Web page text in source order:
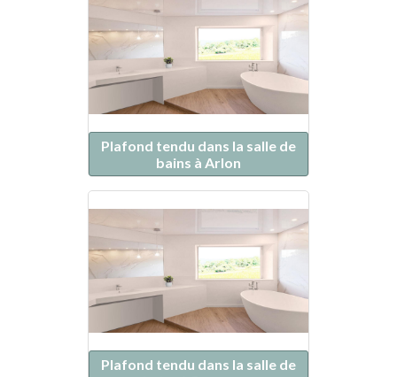
Plafond tendu dans la salle de
bains à Arlon
Plafond tendu dans la salle de